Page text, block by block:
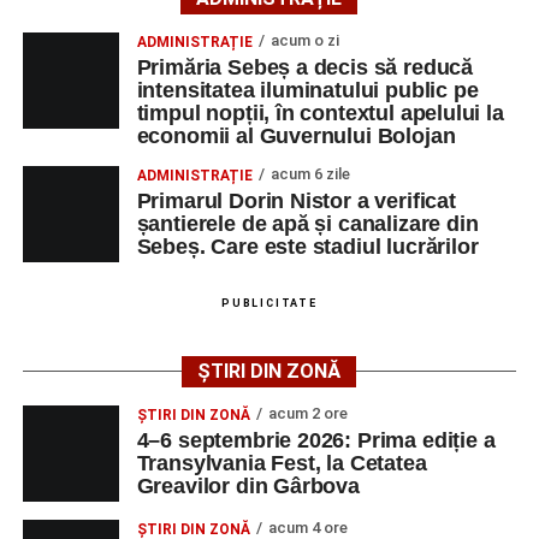
Festivalul va cuprinde și o seară dedicată tradițiilor
săsești, precum și un spectacol folcloric organizat în
memoria interpretului Felician Fărcașiu.
Printre momentele de atracție se numără spectacolul de
simfonic susținut în Grădina Muzeului Municipal „Ioan
Raica”, sub bagheta dirijoruluiRemus Grama, alături de
muzicieni români de prestigiu.
Și în acest an, pe scenă vor urca atât artiști consacrați, cât
cariere de succes în țară și în străinătate.
Festivalul include și o componentă cinematografică
importantă. Publicul va putea urmări mai multe producții
realizate cu implicarea producătoareiGabi Suciu
originară din Sebeș, prezentă de-a lungul timpului la
unele dintre cele mai importante festivaluri europene de
ADMINISTRAȚIE acum o zi
Primăria Sebeș a decis să reducă
intensitatea iluminatului public pe
timpul nopții, în contextul apelului la
economii al Guvernului Bolojan
ADMINISTRAȚIE acum 6 zile
Primarul Dorin Nistor a verificat
șantierele de apă și canalizare din
Sebeș. Care este stadiul lucrărilor
PUBLICITATE
ȘTIRI DIN ZONĂ
ȘTIRI DIN ZONĂ acum 2 ore
4–6 septembrie 2026: Prima ediție a
Transylvania Fest, la Cetatea
Greavilor din Gârbova
ȘTIRI DIN ZONĂ acum 4 ore